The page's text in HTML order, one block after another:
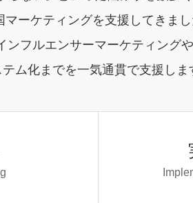
ーケティングを支援してきまし
フルエンサーマーケティング
ム化までを一気通貫で支援しま